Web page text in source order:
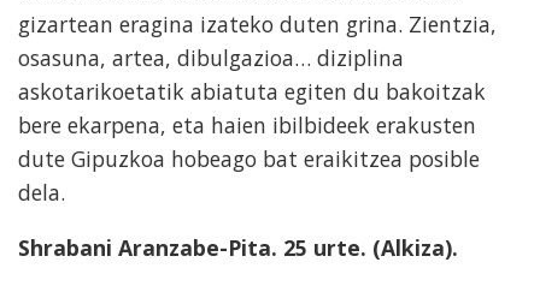
gizartean eragina izateko duten grina. Zientzia,
osasuna, artea, dibulgazioa… diziplina
askotarikoetatik abiatuta egiten du bakoitzak
bere ekarpena, eta haien ibilbideek erakusten
dute Gipuzkoa hobeago bat eraikitzea posible
dela.
Shrabani Aranzabe-Pita. 25 urte. (Alkiza).